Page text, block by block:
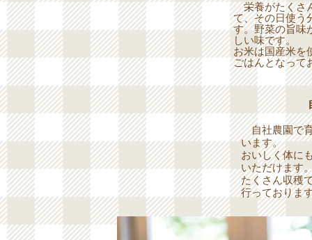
栄養がたくさ
て、その日使う
す。野菜の旨味
しい味です。
お米は国産米を
ごはんとなって
自社農園で
います。
おいしく体に
いただけます
たくさん収穫
行っておりま